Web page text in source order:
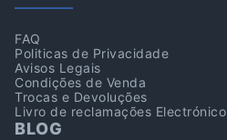
FAQ
Politicas de Privacidade
Avisos Legais
Condições de Venda
Trocas e Devoluções
Livro de reclamações Electrónico
BLOG